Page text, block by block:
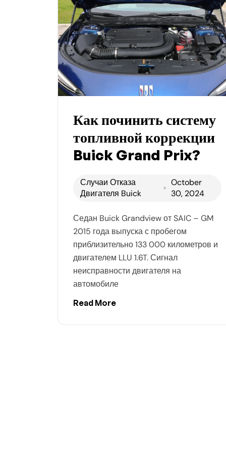
Как починить систему
топливной коррекции
Buick Grand Prix?
Случаи Отказа
Двигателя Buick
October
30, 2024
Седан Buick Grandview от SAIC – GM
2015 года выпуска с пробегом
приблизительно 133 000 километров и
двигателем LLU 1.6T. Сигнал
неисправности двигателя на
автомобиле
Read More